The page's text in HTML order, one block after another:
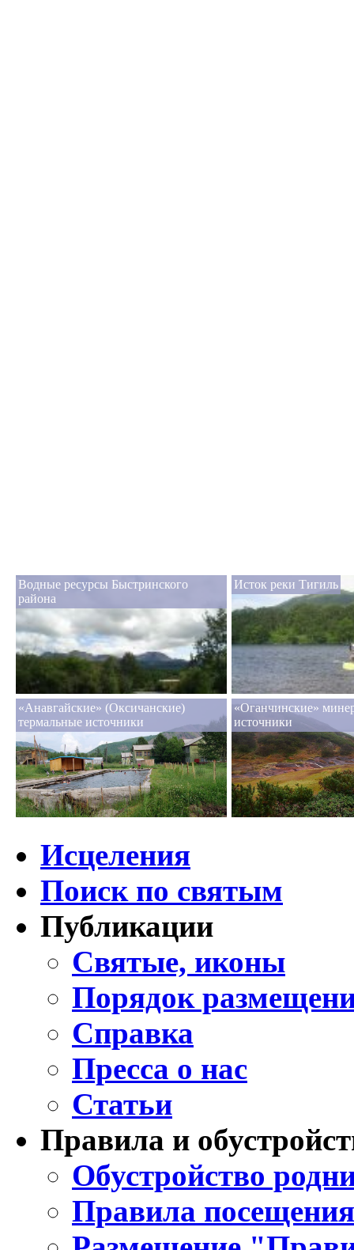
Водные ресурсы Быстринского
района
Исток реки Тигиль
«Анавгайские» (Оксичанские)
термальные источники
«Оганчинские»
источники
Исцеления
Поиск по святым
Публикации
Святые, иконы
Порядок
Справка
Пресса о нас
Статьи
Правила и
Обустройство
Правила